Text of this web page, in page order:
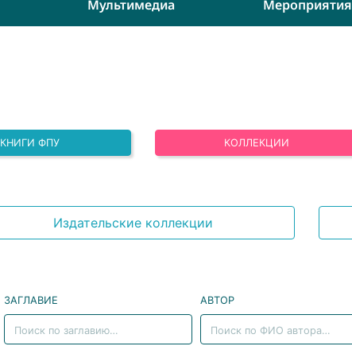
Мультимедиа Мероприятия
КНИГИ ФПУ КОЛЛЕКЦИИ
Издательские коллекции
ЗАГЛАВИЕ АВТОР